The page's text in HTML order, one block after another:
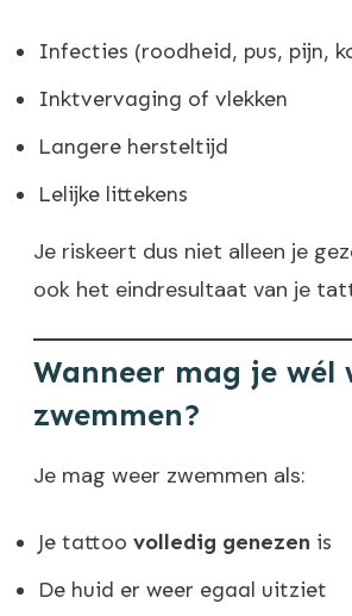
Infecties (roodheid, pus, pijn,
Inktvervaging of vlekken
Langere hersteltijd
Lelijke littekens
Je riskeert dus niet alleen je
ook het eindresultaat van je
Wanneer mag je wél
zwemmen?
Je mag weer zwemmen als:
Je tattoo volledig genezen is
De huid er weer egaal uitziet